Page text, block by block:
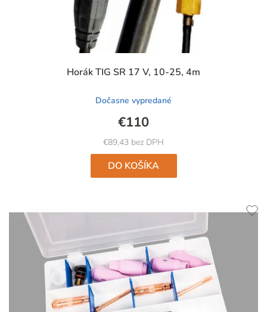
Horák TIG SR 17 V, 10-25, 4m
hodnotenie
je
4,7
z
5
hviezdičiek.
Dočasne vypredané
€89,43 bez DPH
€110
DO KOŠÍKA